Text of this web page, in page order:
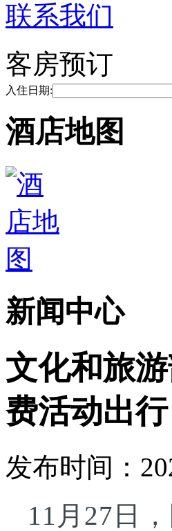
联系我们
客房预订
入住日期:
酒店地图
新闻中心
文化和旅
费活动出行
发布时间：
11月27日